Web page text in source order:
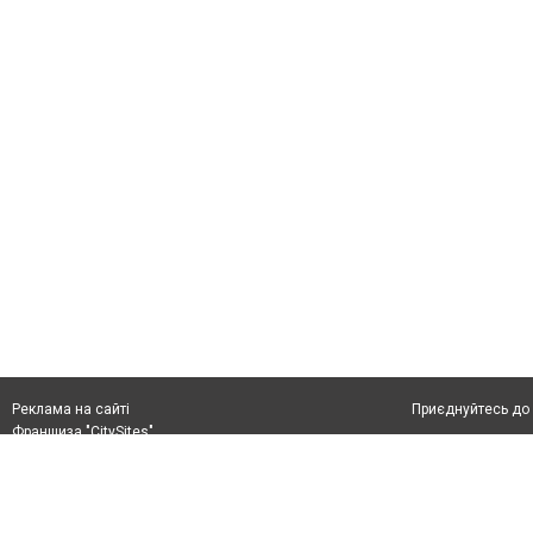
Реклама на сайті
Франшиза "CitySites"
Приєднуйтесь до